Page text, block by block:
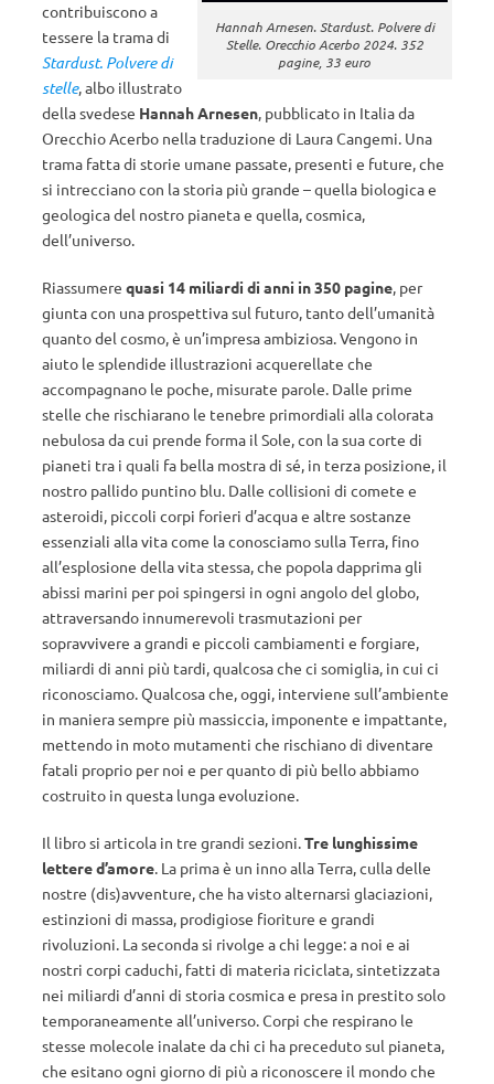
Hannah Arnesen. Stardust. Polvere di
Stelle. Orecchio Acerbo 2024. 352
pagine, 33 euro
contribuiscono a
tessere la trama di
Stardust. Polvere di
stelle, albo illustrato
della svedese Hannah Arnesen, pubblicato in Italia da
Orecchio Acerbo nella traduzione di Laura Cangemi. Una
trama fatta di storie umane passate, presenti e future, che
si intrecciano con la storia più grande – quella biologica e
geologica del nostro pianeta e quella, cosmica,
dell’universo.
Riassumere quasi 14 miliardi di anni in 350 pagine, per
giunta con una prospettiva sul futuro, tanto dell’umanità
quanto del cosmo, è un’impresa ambiziosa. Vengono in
aiuto le splendide illustrazioni acquerellate che
accompagnano le poche, misurate parole. Dalle prime
stelle che rischiarano le tenebre primordiali alla colorata
nebulosa da cui prende forma il Sole, con la sua corte di
pianeti tra i quali fa bella mostra di sé, in terza posizione, il
nostro pallido puntino blu. Dalle collisioni di comete e
asteroidi, piccoli corpi forieri d’acqua e altre sostanze
essenziali alla vita come la conosciamo sulla Terra, fino
all’esplosione della vita stessa, che popola dapprima gli
abissi marini per poi spingersi in ogni angolo del globo,
attraversando innumerevoli trasmutazioni per
sopravvivere a grandi e piccoli cambiamenti e forgiare,
miliardi di anni più tardi, qualcosa che ci somiglia, in cui ci
riconosciamo. Qualcosa che, oggi, interviene sull’ambiente
in maniera sempre più massiccia, imponente e impattante,
mettendo in moto mutamenti che rischiano di diventare
fatali proprio per noi e per quanto di più bello abbiamo
costruito in questa lunga evoluzione.
Il libro si articola in tre grandi sezioni.Tre lunghissime
lettere d’amore. La prima è un inno alla Terra, culla delle
nostre (dis)avventure, che ha visto alternarsi glaciazioni,
estinzioni di massa, prodigiose fioriture e grandi
rivoluzioni. La seconda si rivolge a chi legge: a noi e ai
nostri corpi caduchi, fatti di materia riciclata, sintetizzata
nei miliardi d’anni di storia cosmica e presa in prestito solo
temporaneamente all’universo. Corpi che respirano le
stesse molecole inalate da chi ci ha preceduto sul pianeta,
che esitano ogni giorno di più a riconoscere il mondo che